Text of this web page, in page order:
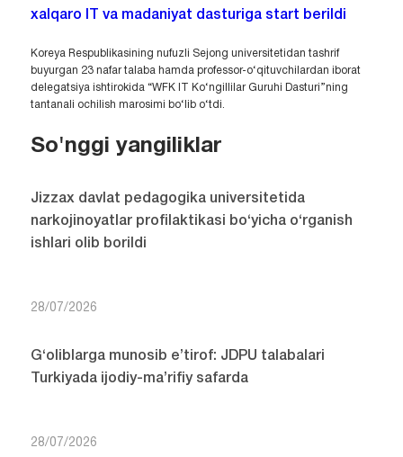
xalqaro IT va madaniyat dasturiga start berildi
Koreya Respublikasining nufuzli Sejong universitetidan tashrif
buyurgan 23 nafar talaba hamda professor-o‘qituvchilardan iborat
delegatsiya ishtirokida “WFK IT Ko‘ngillilar Guruhi Dasturi”ning
tantanali ochilish marosimi bo‘lib o‘tdi.
So'nggi yangiliklar
Jizzax davlat pedagogika universitetida
narkojinoyatlar profilaktikasi bo‘yicha o‘rganish
ishlari olib borildi
28/07/2026
G‘oliblarga munosib e’tirof: JDPU talabalari
Turkiyada ijodiy-ma’rifiy safarda
28/07/2026